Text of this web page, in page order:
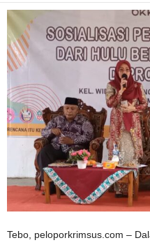
Tebo, peloporkrimsus.com –